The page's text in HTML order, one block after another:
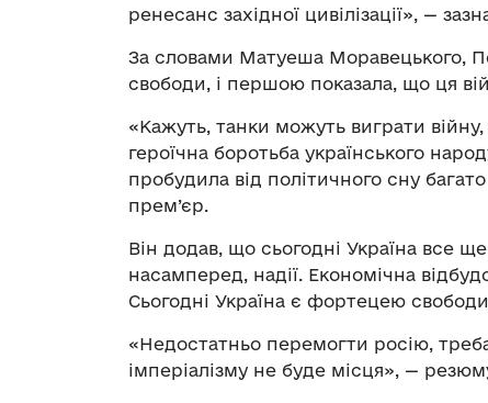
ренесанс західної цивілізації», —
За словами Матуеша Моравецького,
свободи, і першою показала, що ця
«Кажуть, танки можуть виграти
героїчна боротьба українського
пробудила від політичного сну
прем’єр.
Він додав, що сьогодні Україна все
насамперед, надії. Економічна
Сьогодні Україна є фортецею
«Недостатньо перемогти росію,
імперіалізму не буде місця», —